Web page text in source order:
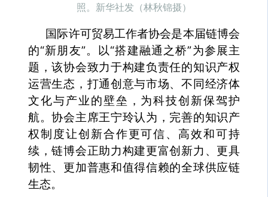
照。新华社发（林秋锦摄）
国际许可贸易工作者协会是本届链博会
的“新朋友”。以“搭建融通之桥”为参展主
题，该协会致力于构建负责任的知识产权
运营生态，打通创意与市场、不同经济体
文化与产业的壁垒，为科技创新保驾护
航。协会主席王宁玲认为，完善的知识产
权制度让创新合作更可信、高效和可持
续，链博会正助力构建更富创新力、更具
韧性、更加普惠和值得信赖的全球供应链
生态。